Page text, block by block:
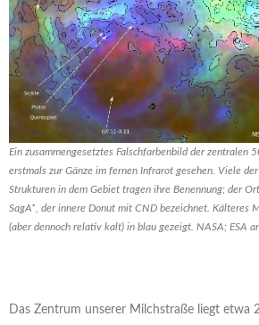
Ein zusammengesetztes Falschfarbenbild der zentralen
erstmals zur Gänze im fernen Infrarot gesehen. Viele
Strukturen in dem Gebiet tragen ihre Benennung; der
SagA*, der innere Donut mit CND bezeichnet. Kälteres
(aber dennoch relativ kalt) in blau gezeigt. NASA; ESA
Das Zentrum unserer Milchstraße liegt etwa